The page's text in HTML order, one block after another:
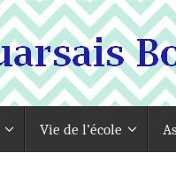
Vie de l’école